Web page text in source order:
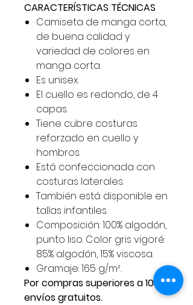
CARACTERÍSTICAS TÉCNICAS
Camiseta de manga corta,
de buena calidad y
variedad de colores en
manga corta.
Es unisex.
El cuello es redondo, de 4
capas.
Tiene cubre costuras
reforzado en cuello y
hombros.
Está confeccionada con
costuras laterales.
También está disponible en
tallas infantiles.
Composición: 100% algodón,
punto liso. Color gris vigoré:
85% algodón, 15% viscosa.
Gramaje: 165 g/m².
Por compras superiores a 100€
envíos gratuitos.